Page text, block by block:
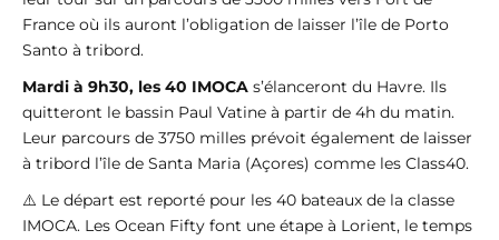
France où ils auront l’obligation de laisser l’île de Porto
Santo à tribord.
Mardi à 9h30, les 40 IMOCA s’élanceront du Havre. Ils
quitteront le bassin Paul Vatine à partir de 4h du matin.
Leur parcours de 3750 milles prévoit également de laisser
à tribord l’île de Santa Maria (Açores) comme les Class40.
⚠️ Le départ est reporté pour les 40 bateaux de la classe
IMOCA. Les Ocean Fifty font une étape à Lorient, le temps